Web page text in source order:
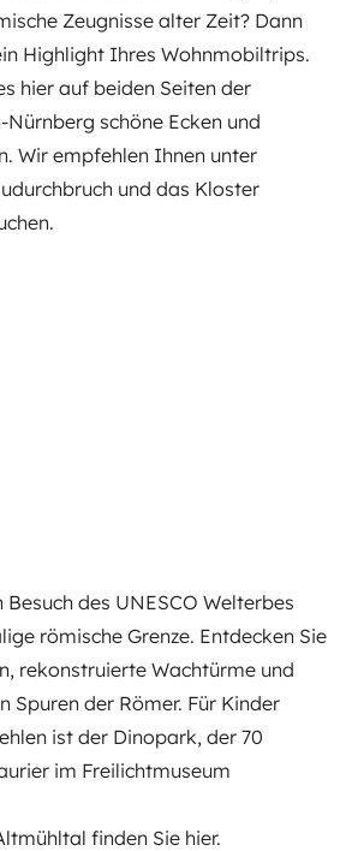
Zeugnisse alter Zeit? Dann
Highlight Ihres Wohnmobiltrips.
hier auf beiden Seiten der
schöne Ecken und
Wir empfehlen Ihnen unter
und das Kloster
des UNESCO Welterbes
römische Grenze. Entdecken Sie
rekonstruierte Wachtürme und
Spuren der Römer. Für Kinder
ist der Dinopark, der 70
im Freilichtmuseum
finden Sie hier.